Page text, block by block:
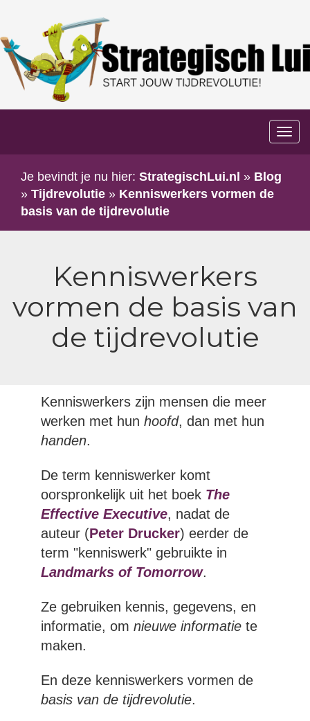
Je bevindt je nu hier: StrategischLui.nl » Blog
» Tijdrevolutie » Kenniswerkers vormen de
basis van de tijdrevolutie
Kenniswerkers
vormen de basis van
de tijdrevolutie
Kenniswerkers zijn mensen die meer
werken met hun hoofd, dan met hun
handen.
De term kenniswerker komt
oorspronkelijk uit het boek The
Effective Executive, nadat de
auteur (Peter Drucker) eerder de
term "kenniswerk" gebruikte in
Landmarks of Tomorrow.
Ze gebruiken kennis, gegevens, en
informatie, om nieuwe informatie te
maken.
En deze kenniswerkers vormen de
basis van de tijdrevolutie.